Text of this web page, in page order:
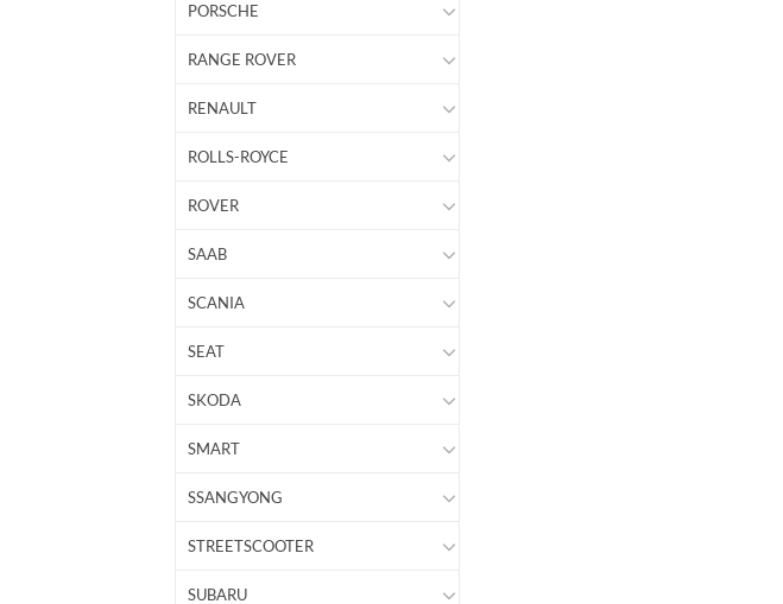
PORSCHE
RANGE ROVER
RENAULT
ROLLS-ROYCE
ROVER
SAAB
SCANIA
SEAT
SKODA
SMART
SSANGYONG
STREETSCOOTER
SUBARU